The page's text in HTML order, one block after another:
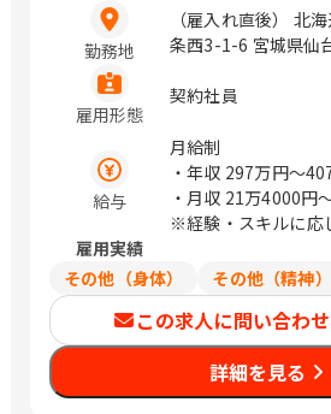
勤務地
（雇入れ直後） 北
条西3-1-6 宮城県仙
玉県さいたま市浦
区新都心11－2 明
新都心ビル 東京都
21-1 日本橋浜町F
日本橋蛎殻町2-14-
本橋安田スカイゲー
本橋浜町3-3-2 ト
愛知県名古屋市中
クス名古屋錦ビル
道修町1-6-7 JMFビ
岡市中央区大名2-
雇用形態
契約社員
給与
月給制
・年収 297万円〜
・月収 21万4000円
※経験・スキルに応
雇用実績
その他（身体）
その他（精神）
この求人に問い合わせ
詳細を見る